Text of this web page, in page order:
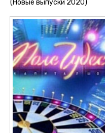
(Новые выпуски 2020)